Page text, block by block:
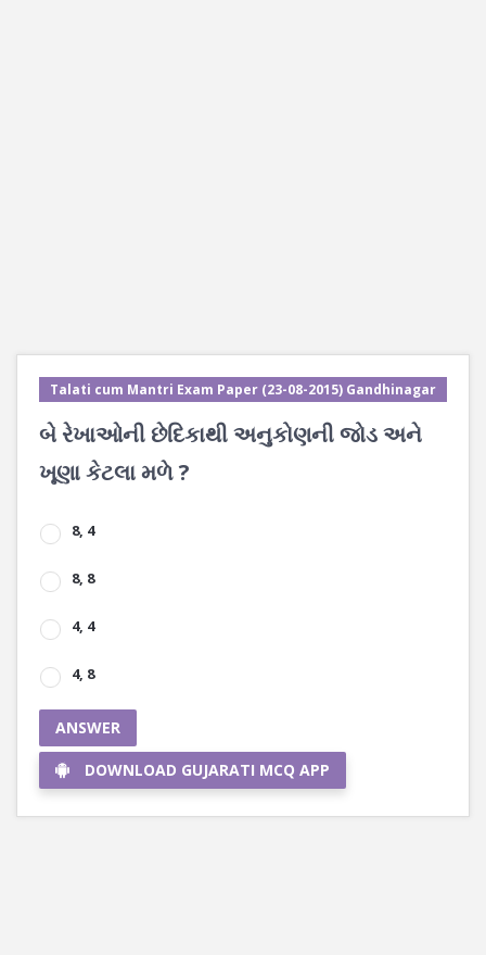
Talati cum Mantri Exam Paper (23-08-2015) Gandhinagar
બે રેખાઓની છેદિકાથી અનુકોણની જોડ અને
ખૂણા કેટલા મળે ?
8, 4
8, 8
4, 4
4, 8
ANSWER
DOWNLOAD GUJARATI MCQ APP